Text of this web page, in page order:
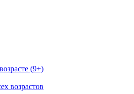
(9+)
возрастов